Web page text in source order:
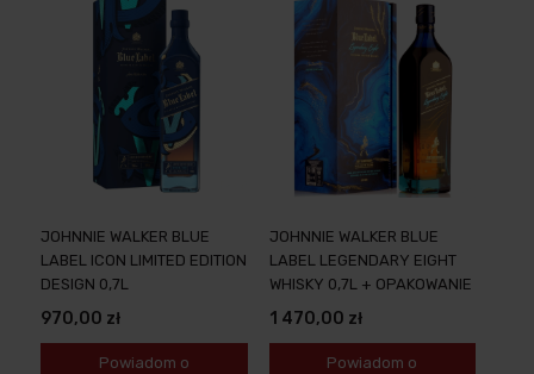
JOHNNIE WALKER BLUE
LABEL ICON LIMITED EDITION
DESIGN 0,7L
970,00 zł
Powiadom o
JOHNNIE WALKER BLUE
LABEL LEGENDARY EIGHT
WHISKY 0,7L + OPAKOWANIE
1 470,00 zł
Powiadom o